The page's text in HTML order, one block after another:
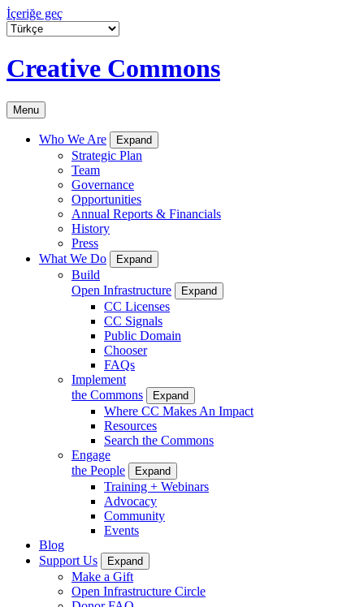
İçeriğe geç
Creative Commons
Menu
Who We Are Expand
Strategic Plan
Team
Governance
Opportunities
Annual Reports & Financials
History
Press
What We Do
Expand
Build
Open Infrastructure
Expand
CC Licenses
CC Signals
Public Domain
Chooser
FAQs
Implement
the Commons
Expand
Where CC Makes An Impact
Resources
Search the Commons
Engage
the People
Expand
Training + Webinars
Advocacy
Community
Events
Blog
Support Us
Expand
Make a Gift
Open Infrastructure Circle